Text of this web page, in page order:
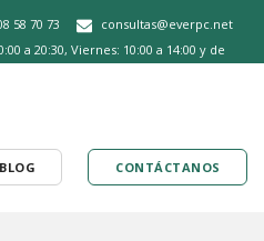
58 70 73
consultas@everpc.net
a 20:30, Viernes: 10:00 a 14:00 y de
a 14:00
BLOG CONTÁCTANOS